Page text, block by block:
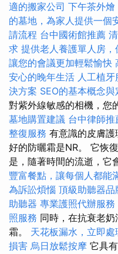
適的搬家公司 下午茶外燴
的墓地，為家人提供一個
請流程 台中國術館推薦
求 提供老人養護單人房
讓您的會議更加輕鬆愉快
安心的晚年生活 人工植
決方案 SEO的基本概念與
對紫外線敏感的相機，您
墓地購置建議 台中律師
整復服務 有意識的皮膚護
好的防曬霜是NR。 它恢
是，隨著時間的流逝，它
豐富餐點，讓每個人都能
為訴訟煩惱 頂級助聽器
助聽器 專業護照代辦服務
照服務 同時，在抗衰老
霜。 天花板漏水，立即
損害 烏日放鬆按摩 它具